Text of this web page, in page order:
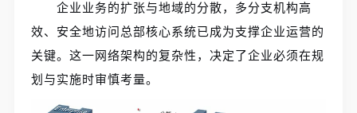
企业业务的扩张与地域的分散，多分支机构高
效、安全地访问总部核心系统已成为支撑企业运营的
关键。这一网络架构的复杂性，决定了企业必须在规
划与实施时审慎考量。